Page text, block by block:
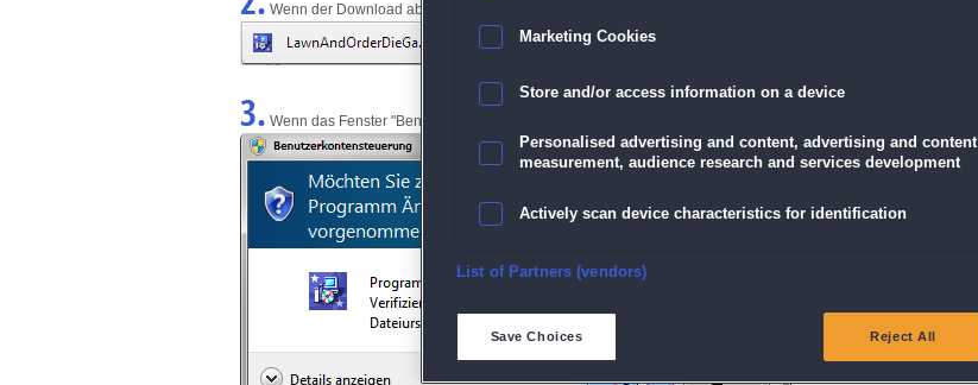
Wenn der Download abgeschlossen ist, klicke einfach auf die Datei.
3. Wenn das Fenster "Benutzerkontensteuerung" angezeigt wird, klicke auf "Ja" (Bei Windows Vista "Fortsetzen").
Marketing Cookies
Store and/or access information on a device
Personalised advertising and content, advertising and content
measurement, audience research and services development
Actively scan device characteristics for identification
Ensure security, prevent and detect fraud, and fix errors
List of Partners (vendors)
Save Choices Reject All